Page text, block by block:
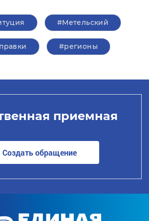
#Метельский
#регионы
приемная
Создать обращение